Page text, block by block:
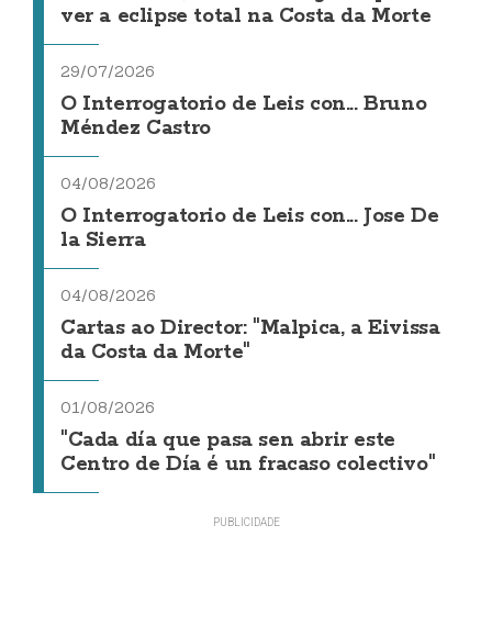
ver a eclipse total na Costa da Morte
29/07/2026
O Interrogatorio de Leis con... Bruno
Méndez Castro
04/08/2026
O Interrogatorio de Leis con... Jose De
la Sierra
04/08/2026
Cartas ao Director: "Malpica, a Eivissa
da Costa da Morte"
01/08/2026
"Cada día que pasa sen abrir este
Centro de Día é un fracaso colectivo"